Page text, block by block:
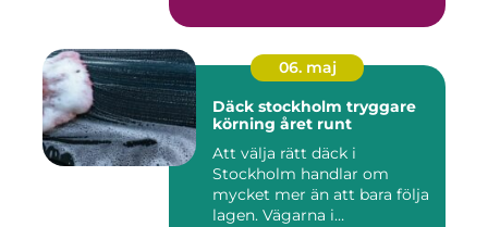
06. maj
Däck stockholm tryggare
körning året runt
Att välja rätt däck i
Stockholm handlar om
mycket mer än att bara följa
lagen. Vägarna i